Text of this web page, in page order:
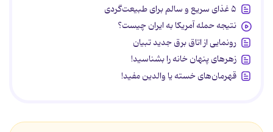
۵ غذای سریع و سالم برای طبیعت‌گردی
نتیجه حمله آمریکا به ایران چیست؟
رونمایی از اتاق برق جدید تبیان
زهرهای پنهان خانه را بشناسید!
قهرمان‌های خسته یا والدین مفید!